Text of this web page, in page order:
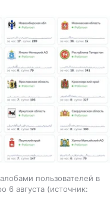
пользователей в
6 августа
источник: